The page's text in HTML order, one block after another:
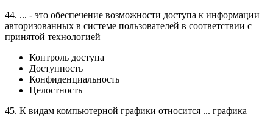
44. ... - это обеспечение возможности доступа к информации
авторизованных в системе пользователей в соответствии с
принятой технологией
Контроль доступа
Доступность
Конфиденциальность
Целостность
45. К видам компьютерной графики относится ... графика